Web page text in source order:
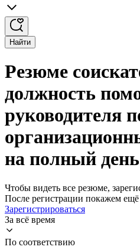
Найти
Резюме
должность
руководителя
на полный
Чтобы видеть все резюме,
После регистрации покажем
Зарегистрироваться
За всё время
По соответствию